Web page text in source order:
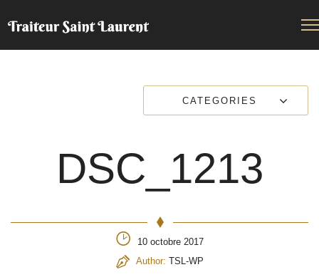
CATEGORIES
DSC_1213
10 octobre 2017
Author: TSL-WP